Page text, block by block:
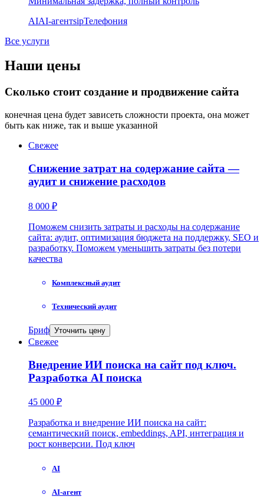
AIAI-агентsipТелефония
Все услуги
Наши цены
Сколько стоит создание и продвижение сайта
конечная цена будет зависеть сложности проекта, она может
быть как ниже, так и выше указанной
Свежее
Снижение затрат на содержание сайта —
аудит и снижение расходов
8 000 ₽
Поможем снизить затраты и расходы на содержание
сайта: аудит, оптимизация бюджета на поддержку, SEO и
разработку. Поможем уменьшить затраты без потери
качества
Комплексный аудит
Технический аудит
Бриф Уточнить цену
Свежее
Внедрение ИИ поиска на сайт под ключ.
Разработка AI поиска
45 000 ₽
Разработка и внедрение ИИ поиска на сайт:
семантический поиск, embeddings, API, интеграция и
рост конверсии. Под ключ
AI
AI-агент